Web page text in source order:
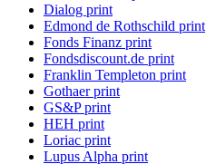
Dialog print
Edmond de Rothschild print
Fonds Finanz print
Fondsdiscount.de print
Franklin Templeton print
Gothaer print
GS&P print
HEH print
Loriac print
Lupus Alpha print